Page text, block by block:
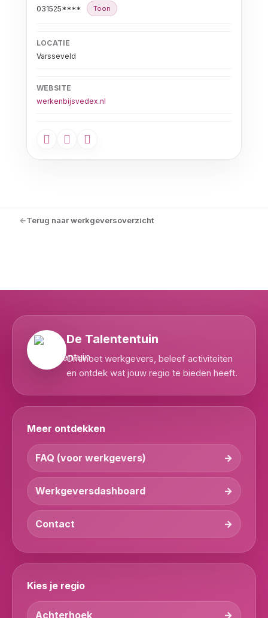
031525****
Toon
LOCATIE
Varsseveld
WEBSITE
werkenbijsvedex.nl
Terug naar werkgeversoverzicht
De Talententuin
Ontmoet werkgevers, beleef activiteiten
en ontdek wat jouw regio te bieden heeft.
Meer ontdekken
FAQ (voor werkgevers)
Werkgeversdashboard
Contact
Kies je regio
Achterhoek